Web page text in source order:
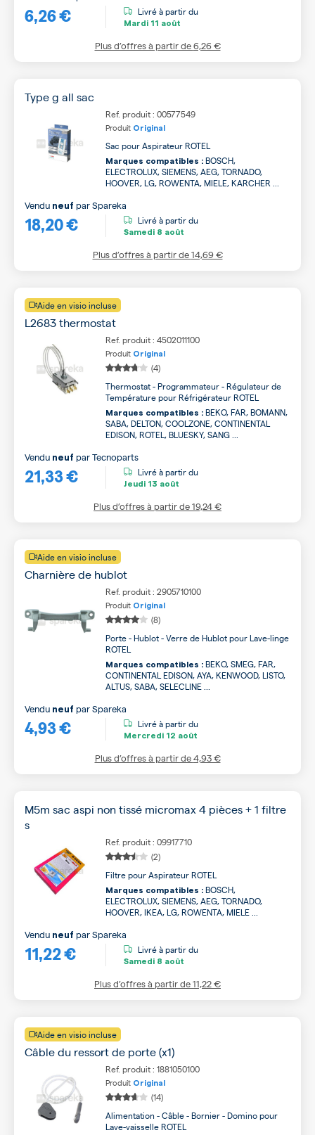
6,26 € Livré à partir du
Mardi 11 août
Plus d’offres à partir de6,26 €
Type g all sac
Ref. produit : 00577549
Produit Original
Sac pour Aspirateur ROTEL
Marques compatibles : BOSCH,
ELECTROLUX, SIEMENS, AEG, TORNADO,
HOOVER, LG, ROWENTA, MIELE, KARCHER ...
18,20 €
Vendu neuf parSpareka
Livré à partir du
Samedi 8 août
Plus d’offres à partir de14,69 €
Aide en visio incluse
L2683 thermostat
Ref. produit : 4502011100
Produit Original
(4)
Thermostat - Programmateur - Régulateur de
Température pour Réfrigérateur ROTEL
Marques compatibles : BEKO, FAR, BOMANN,
SABA, DELTON, COOLZONE, CONTINENTAL
EDISON, ROTEL, BLUESKY, SANG ...
21,33 €
Vendu neuf parTecnoparts
Livré à partir du
Jeudi 13 août
Plus d’offres à partir de19,24 €
Aide en visio incluse
Charnière de hublot
Ref. produit : 2905710100
Produit Original
(8)
Porte - Hublot - Verre de Hublot pour Lave-linge
ROTEL
Marques compatibles : BEKO, SMEG, FAR,
CONTINENTAL EDISON, AYA, KENWOOD, LISTO,
ALTUS, SABA, SELECLINE ...
4,93 €
Vendu neuf parSpareka
Livré à partir du
Mercredi 12 août
Plus d’offres à partir de4,93 €
M5m sac aspi non tissé micromax 4 pièces + 1 filtre
s
Ref. produit : 09917710
(2)
Filtre pour Aspirateur ROTEL
Marques compatibles : BOSCH,
ELECTROLUX, SIEMENS, AEG, TORNADO,
HOOVER, IKEA, LG, ROWENTA, MIELE ...
11,22 €
Vendu neuf parSpareka
Livré à partir du
Samedi 8 août
Plus d’offres à partir de11,22 €
Aide en visio incluse
Câble du ressort de porte (x1)
Ref. produit : 1881050100
Produit Original
(14)
Alimentation - Câble - Bornier - Domino pour
Lave-vaisselle ROTEL